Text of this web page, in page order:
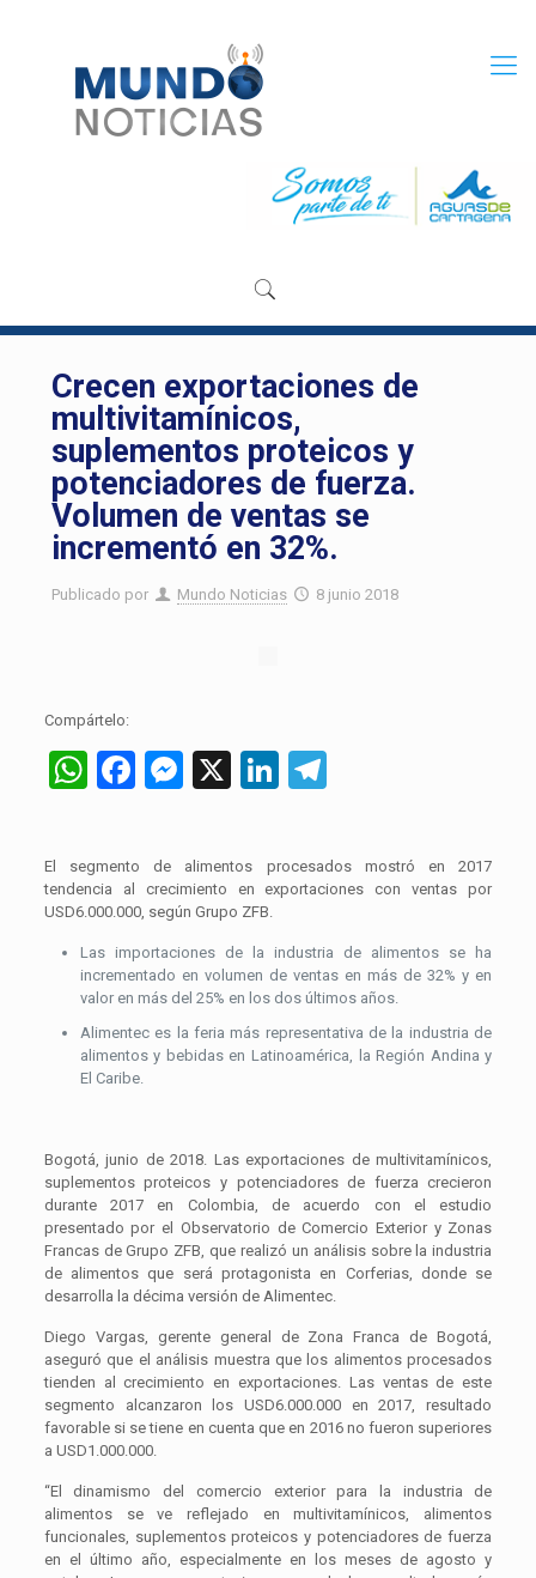
Crecen exportaciones de
multivitamínicos,
suplementos proteicos y
potenciadores de fuerza.
Volumen de ventas se
incrementó en 32%.
Publicado por Mundo Noticias 8 junio 2018
Compártelo:
WhatsApp
Facebook
Messenger
X LinkedIn
El segmento de alimentos procesados mostró en 2017
tendencia al crecimiento en exportaciones con ventas por
USD6.000.000, según Grupo ZFB.
Las importaciones de la industria de alimentos se ha
incrementado en volumen de ventas en más de 32% y en
valor en más del 25% en los dos últimos años.
Alimentec es la feria más representativa de la industria de
alimentos y bebidas en Latinoamérica, la Región Andina y
El Caribe.
Bogotá, junio de 2018. Las exportaciones de multivitamínicos,
suplementos proteicos y potenciadores de fuerza crecieron
durante 2017 en Colombia, de acuerdo con el estudio
presentado por el Observatorio de Comercio Exterior y Zonas
Francas de Grupo ZFB, que realizó un análisis sobre la industria
de alimentos que será protagonista en Corferias, donde se
desarrolla la décima versión de Alimentec.
Diego Vargas, gerente general de Zona Franca de Bogotá,
aseguró que el análisis muestra que los alimentos procesados
tienden al crecimiento en exportaciones. Las ventas de este
segmento alcanzaron los USD6.000.000 en 2017, resultado
favorable si se tiene en cuenta que en 2016 no fueron superiores
a USD1.000.000.
“El dinamismo del comercio exterior para la industria de
alimentos se ve reflejado en multivitamínicos, alimentos
funcionales, suplementos proteicos y potenciadores de fuerza
en el último año, especialmente en los meses de agosto y